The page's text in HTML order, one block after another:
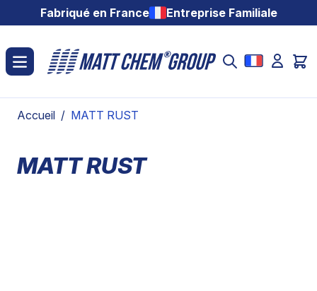
Aller au contenuFabriqué en France Entreprise Familiale
Accueil / MATT RUST
MATT RUST